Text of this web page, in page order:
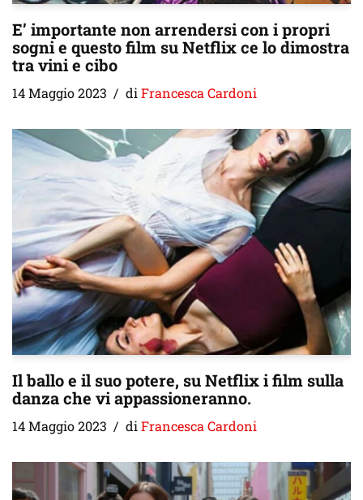
E’ importante non arrendersi con i propri
sogni e questo film su Netflix ce lo dimostra
tra vini e cibo
14 Maggio 2023 diFrancesca Cardoni
Il ballo e il suo potere, su Netflix i film sulla
danza che vi appassioneranno.
14 Maggio 2023 di Francesca Cardoni